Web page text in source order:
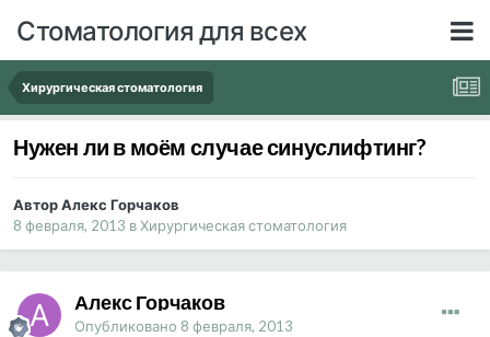
Стоматология для всех
Хирургическая стоматология
Нужен ли в моём случае синуслифтинг?
Автор Алекс Горчаков
8 февраля, 2013 вХирургическая стоматология
Алекс Горчаков
Опубликовано 8 февраля, 2013